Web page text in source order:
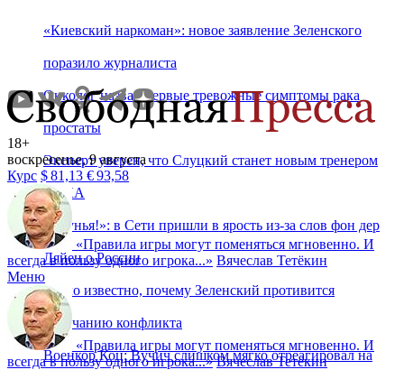
«Киевский наркоман»: новое заявление Зеленского
поразило журналиста
Онколог назвал первые тревожные симптомы рака
простаты
Эксперт уверен, что Слуцкий станет новым тренером
ЦСКА
«Лгунья!»: в Сети пришли в ярость из-за слов фон дер
Ляйен о России
Стало известно, почему Зеленский противится
окончанию конфликта
Военкор Коц: Вучич слишком мягко отреагировал на
18+
воскресенье, 9 августа
Курс $81,13 €93,58
«Правила игры могут поменяться мгновенно. И
всегда в пользу одного игрока...» Вячеслав Тетёкин
Меню
«Правила игры могут поменяться мгновенно. И
всегда в пользу одного игрока...» Вячеслав Тетёкин